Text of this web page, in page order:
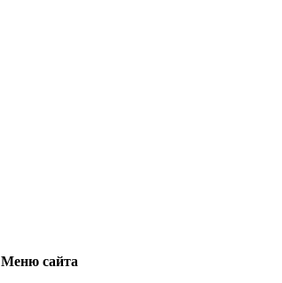
Меню сайта